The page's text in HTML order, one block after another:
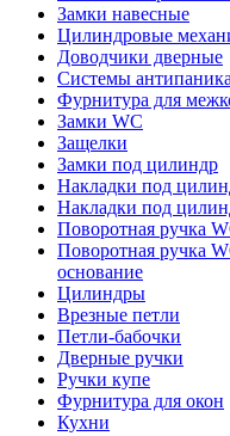
Замки навесные
Цилиндровые
Доводчики дверные
Системы антипаника
Фурнитура для
Замки WC
Защелки
Замки под цилиндр
Накладки под
Накладки под
Поворотная ручка
Поворотная ручка
основание
Цилиндры
Врезные петли
Петли-бабочки
Дверные ручки
Ручки купе
Фурнитура для окон
Кухни